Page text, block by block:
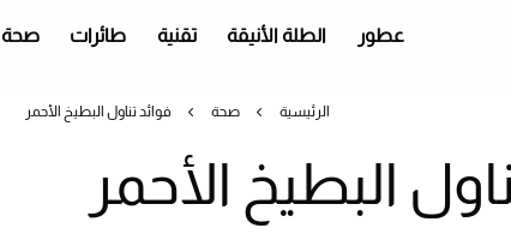
عطور الطلة الأنيقة تقنية طائرات صحة
الرئيسية صحة فوائد تناول البطيخ الأحمر
البطيخ الأحمر